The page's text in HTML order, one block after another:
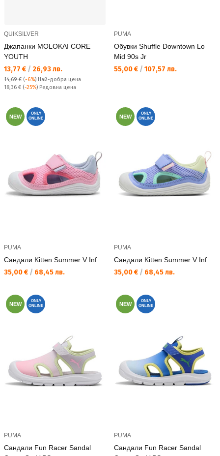
QUIKSILVER
Джапанки MOLOKAI CORE
YOUTH
Текуща цена:
13,77 € / 26,93 лв.
14,69 € (-6%) Най-добра цена
Редовна цена:
18,36 € (-25%) Редовна цена
PUMA
Обувки Shuffle Downtown Lo
Mid 90s Jr
Текуща цена:
55,00 € / 107,57 лв.
NEW
ONLY
ONLINE
PUMA
Сандали Kitten Summer V Inf
Текуща цена:
35,00 € / 68,45 лв.
NEW
ONLY
ONLINE
PUMA
Сандали Kitten Summer V Inf
Текуща цена:
35,00 € / 68,45 лв.
NEW
ONLY
ONLINE
PUMA
Сандали Fun Racer Sandal
NEW
ONLY
ONLINE
PUMA
Сандали Fun Racer Sandal